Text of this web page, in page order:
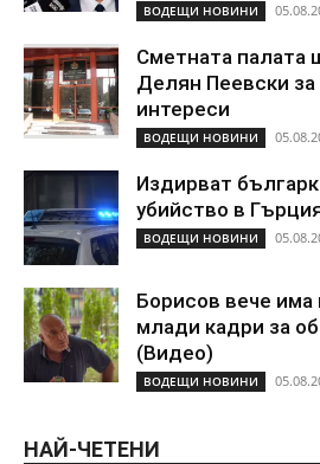
ВОДЕЩИ НОВИНИ
Сметната палата
Делян Пеевски
интереси
ВОДЕЩИ НОВИНИ
Издирват
убийство в
ВОДЕЩИ НОВИНИ
Борисов вече има
млади кадри за
(Видео)
ВОДЕЩИ НОВИНИ
НАЙ-ЧЕТЕНИ